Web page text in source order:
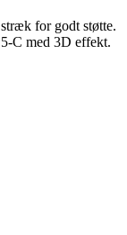
for godt støtte.
C med 3D effekt.